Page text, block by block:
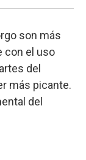
son más
con el uso
del
más picante.
del